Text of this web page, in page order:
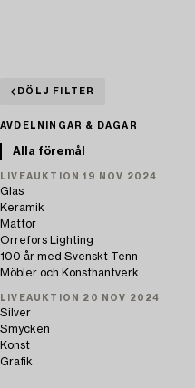
DÖLJ FILTER
AVDELNINGAR & DAGAR
Alla föremål
LIVEAUKTION 19 NOV 2024
Glas
Keramik
Mattor
Orrefors Lighting
100 år med Svenskt Tenn
Möbler och Konsthantverk
LIVEAUKTION 20 NOV 2024
Silver
Smycken
Konst
Grafik